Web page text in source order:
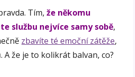
Tím,že někomu
službu nejvíce samy sobě,
zbavíte té emoční zátěže,
A že je to kolikrát balvan, co?